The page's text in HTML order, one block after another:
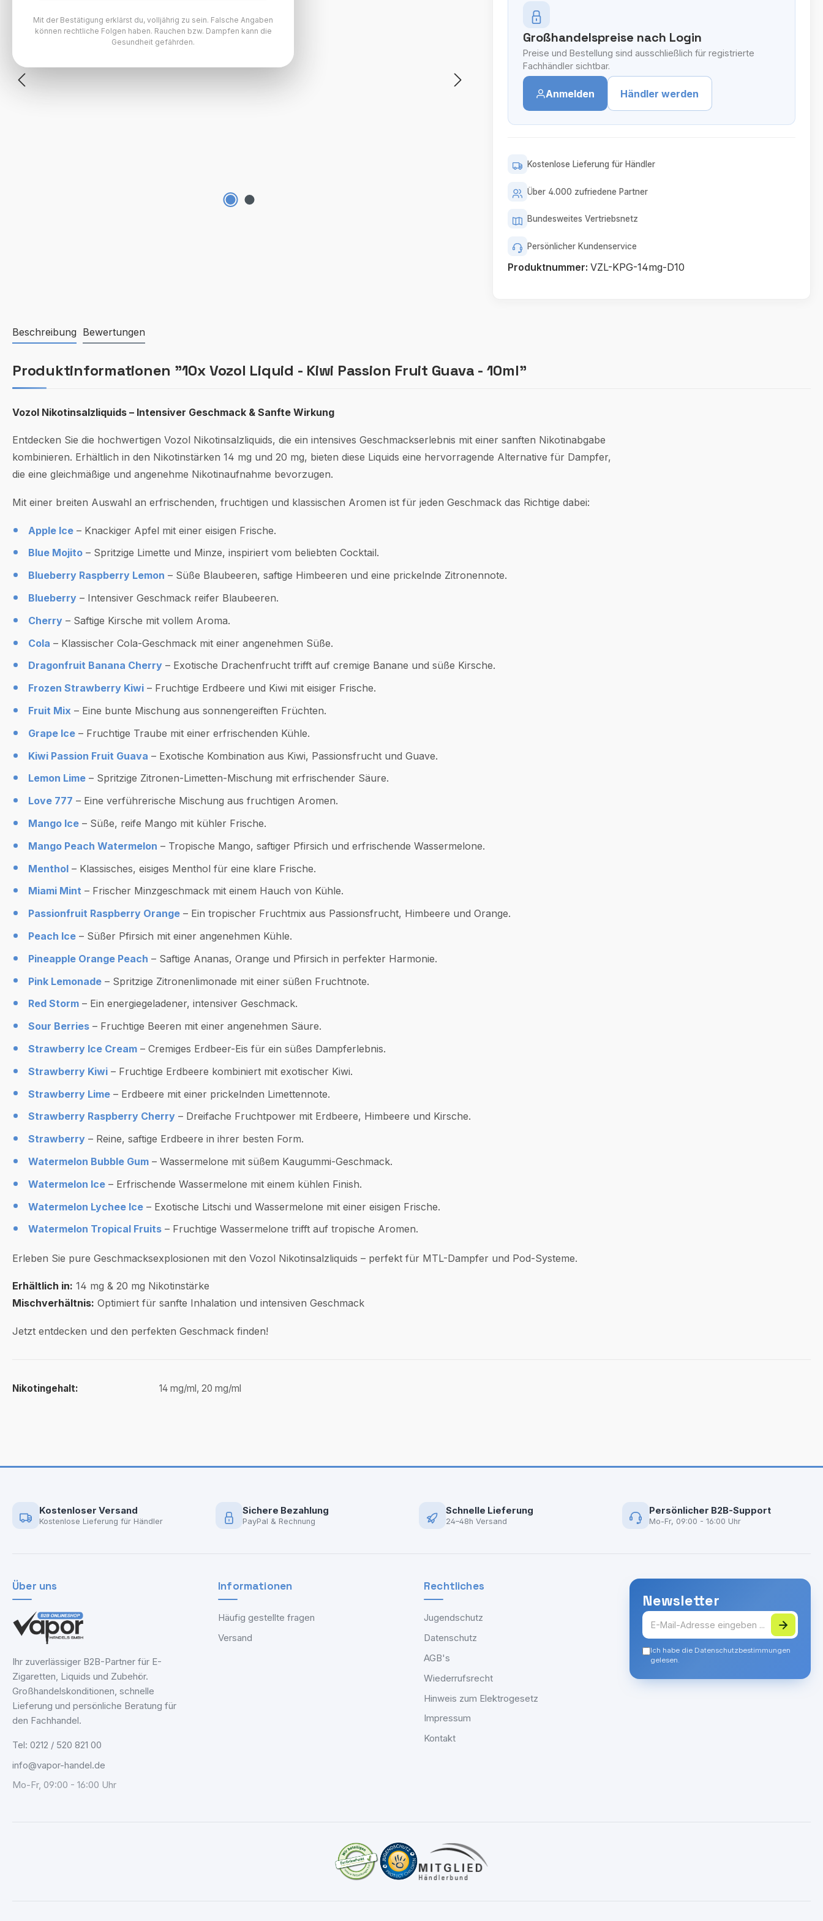
Großhandelspreise nach Login
Preise und Bestellung sind ausschließlich für registrierte
Fachhändler sichtbar.
Anmelden Händler werden
Kostenlose Lieferung für Händler
Über 4.000 zufriedene Partner
Bundesweites Vertriebsnetz
Persönlicher Kundenservice
Produktnummer: VZL-KPG-14mg-D10
Beschreibung Bewertungen
Produktinformationen "10x Vozol Liquid - Kiwi Passion Fruit Guava - 10ml"
Vozol Nikotinsalzliquids – Intensiver Geschmack & Sanfte Wirkung
Entdecken Sie die hochwertigen Vozol Nikotinsalzliquids, die ein intensives Geschmackserlebnis mit einer sanften Nikotinabgabe
kombinieren. Erhältlich in den Nikotinstärken 14 mg und 20 mg, bieten diese Liquids eine hervorragende Alternative für Dampfer,
die eine gleichmäßige und angenehme Nikotinaufnahme bevorzugen.
Mit einer breiten Auswahl an erfrischenden, fruchtigen und klassischen Aromen ist für jeden Geschmack das Richtige dabei:
Apple Ice– Knackiger Apfel mit einer eisigen Frische.
Blue Mojito– Spritzige Limette und Minze, inspiriert vom beliebten Cocktail.
Blueberry Raspberry Lemon – Süße Blaubeeren, saftige Himbeeren und eine prickelnde Zitronennote.
Blueberry– Intensiver Geschmack reifer Blaubeeren.
Cherry– Saftige Kirsche mit vollem Aroma.
Cola – Klassischer Cola-Geschmack mit einer angenehmen Süße.
Dragonfruit Banana Cherry– Exotische Drachenfrucht trifft auf cremige Banane und süße Kirsche.
Frozen Strawberry Kiwi– Fruchtige Erdbeere und Kiwi mit eisiger Frische.
Fruit Mix – Eine bunte Mischung aus sonnengereiften Früchten.
Grape Ice– Fruchtige Traube mit einer erfrischenden Kühle.
Kiwi Passion Fruit Guava – Exotische Kombination aus Kiwi, Passionsfrucht und Guave.
Lemon Lime– Spritzige Zitronen-Limetten-Mischung mit erfrischender Säure.
Love 777 – Eine verführerische Mischung aus fruchtigen Aromen.
Mango Ice– Süße, reife Mango mit kühler Frische.
Mango Peach Watermelon – Tropische Mango, saftiger Pfirsich und erfrischende Wassermelone.
Menthol– Klassisches, eisiges Menthol für eine klare Frische.
Miami Mint – Frischer Minzgeschmack mit einem Hauch von Kühle.
Passionfruit Raspberry Orange– Ein tropischer Fruchtmix aus Passionsfrucht, Himbeere und Orange.
Peach Ice– Süßer Pfirsich mit einer angenehmen Kühle.
Pineapple Orange Peach – Saftige Ananas, Orange und Pfirsich in perfekter Harmonie.
Pink Lemonade– Spritzige Zitronenlimonade mit einer süßen Fruchtnote.
Red Storm– Ein energiegeladener, intensiver Geschmack.
Sour Berries– Fruchtige Beeren mit einer angenehmen Säure.
Strawberry Ice Cream– Cremiges Erdbeer-Eis für ein süßes Dampferlebnis.
Strawberry Kiwi– Fruchtige Erdbeere kombiniert mit exotischer Kiwi.
Strawberry Lime– Erdbeere mit einer prickelnden Limettennote.
Strawberry Raspberry Cherry– Dreifache Fruchtpower mit Erdbeere, Himbeere und Kirsche.
Strawberry– Reine, saftige Erdbeere in ihrer besten Form.
Watermelon Bubble Gum– Wassermelone mit süßem Kaugummi-Geschmack.
Watermelon Ice– Erfrischende Wassermelone mit einem kühlen Finish.
Watermelon Lychee Ice– Exotische Litschi und Wassermelone mit einer eisigen Frische.
Watermelon Tropical Fruits– Fruchtige Wassermelone trifft auf tropische Aromen.
Erleben Sie pure Geschmacksexplosionen mit den Vozol Nikotinsalzliquids – perfekt für MTL-Dampfer und Pod-Systeme.
Erhältlich in: 14 mg & 20 mg Nikotinstärke
Mischverhältnis: Optimiert für sanfte Inhalation und intensiven Geschmack
Jetzt entdecken und den perfekten Geschmack finden!
Nikotingehalt: 14 mg/ml, 20 mg/ml
Kostenloser Versand
Kostenlose Lieferung für Händler
Sichere Bezahlung
PayPal & Rechnung
Schnelle Lieferung
24–48h Versand
Persönlicher B2B-Support
Mo-Fr, 09:00 - 16:00 Uhr
Über uns
Ihr zuverlässiger B2B-Partner für E-
Zigaretten, Liquids und Zubehör.
Großhandelskonditionen, schnelle
Lieferung und persönliche Beratung für
den Fachhandel.
Tel: 0212 / 520 821 00
info@vapor-handel.de
Mo-Fr, 09:00 - 16:00 Uhr
Informationen
Häufig gestellte fragen
Versand
Rechtliches
Jugendschutz
Datenschutz
AGB's
Wiederrufsrecht
Hinweis zum Elektrogesetz
Impressum
Kontakt
Newsletter
Ich habe die Datenschutzbestimmungen
gelesen.
Mit der Bestätigung erklärst du, volljährig zu sein. Falsche Angaben
können rechtliche Folgen haben. Rauchen bzw. Dampfen kann die
Gesundheit gefährden.